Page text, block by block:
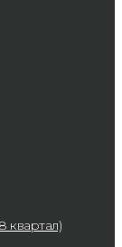
квартал)